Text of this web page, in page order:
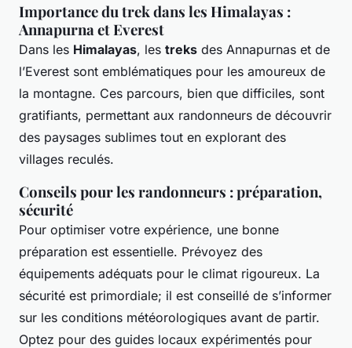
Importance du trek dans les Himalayas :
Annapurna et Everest
Dans les Himalayas, les treks des Annapurnas et de
l’Everest sont emblématiques pour les amoureux de
la montagne. Ces parcours, bien que difficiles, sont
gratifiants, permettant aux randonneurs de découvrir
des paysages sublimes tout en explorant des
villages reculés.
Conseils pour les randonneurs : préparation,
sécurité
Pour optimiser votre expérience, une bonne
préparation est essentielle. Prévoyez des
équipements adéquats pour le climat rigoureux. La
sécurité est primordiale; il est conseillé de s’informer
sur les conditions météorologiques avant de partir.
Optez pour des guides locaux expérimentés pour